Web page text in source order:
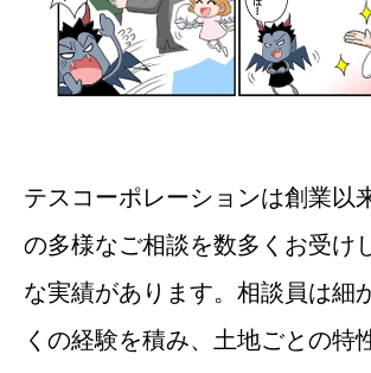
テスコーポレーションは創業以
の多様なご相談を数多くお受け
な実績があります。相談員は細
くの経験を積み、土地ごとの特